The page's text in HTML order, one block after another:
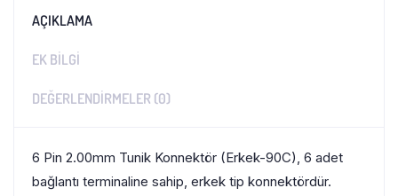
AÇIKLAMA
EK BILGI
DEĞERLENDIRMELER (0)
6 Pin 2.00mm Tunik Konnektör (Erkek-90C), 6 adet
bağlantı terminaline sahip, erkek tip konnektördür.